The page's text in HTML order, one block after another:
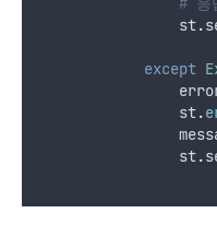
                st
.
except
                st
.
                st
.